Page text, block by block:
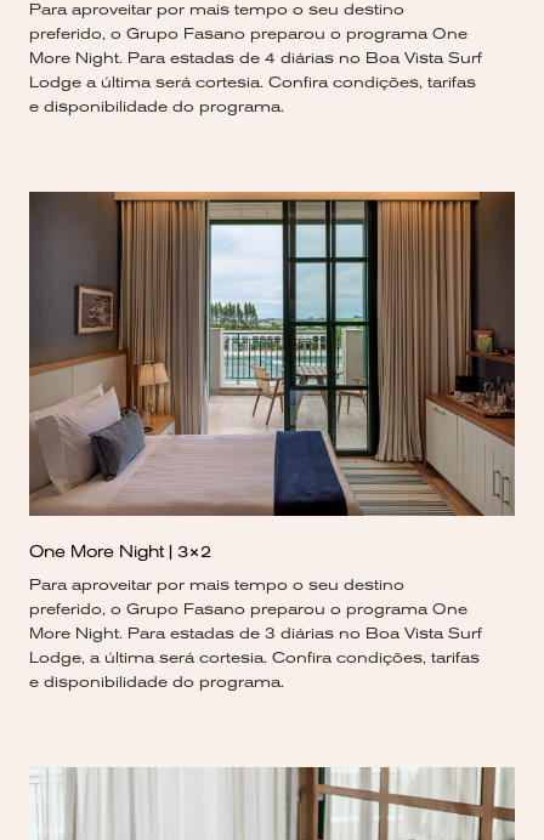
Para aproveitar por mais tempo o seu destino
preferido, o Grupo Fasano preparou o programa One
More Night. Para estadas de 4 diárias no Boa Vista Surf
Lodge a última será cortesia. Confira condições, tarifas
e disponibilidade do programa.
One More Night | 3×2
Para aproveitar por mais tempo o seu destino
preferido, o Grupo Fasano preparou o programa One
More Night. Para estadas de 3 diárias no Boa Vista Surf
Lodge, a última será cortesia. Confira condições, tarifas
e disponibilidade do programa.